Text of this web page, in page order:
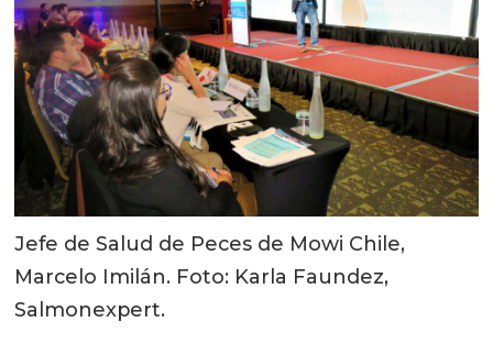
Jefe de Salud de Peces de Mowi Chile,
Marcelo Imilán. Foto: Karla Faundez,
Salmonexpert.